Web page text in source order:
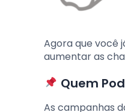
Agora que você
aumentar as
Quem
As campanhas